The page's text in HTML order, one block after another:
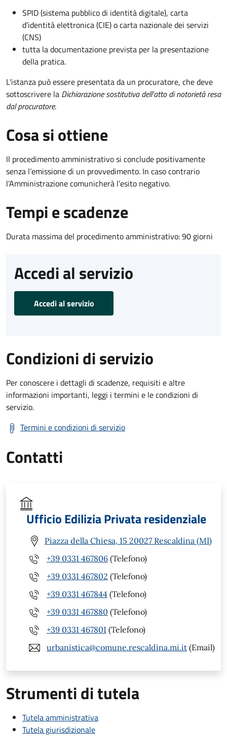
SPID (sistema pubblico di identità digitale), carta
d’identità elettronica (CIE) o carta nazionale dei servizi
(CNS)
tutta la documentazione prevista per la presentazione
della pratica.
L'istanza può essere presentata da un procuratore, che deve
sottoscrivere la Dichiarazione sostitutiva dell'atto di notorietà resa
dal procuratore.
Cosa si ottiene
Il procedimento amministrativo si conclude positivamente
senza l’emissione di un provvedimento. In caso contrario
l’Amministrazione comunicherà l’esito negativo.
Tempi e scadenze
Durata massima del procedimento amministrativo: 90 giorni
Accedi al servizio
Accedi al servizio
Condizioni di servizio
Per conoscere i dettagli di scadenze, requisiti e altre
informazioni importanti, leggi i termini e le condizioni di
servizio.
Termini e condizioni di servizio
Contatti
Ufficio Edilizia Privata residenziale
Piazza della Chiesa, 15 20027 Rescaldina (MI)
+39 0331 467806 (Telefono)
+39 0331 467802 (Telefono)
+39 0331 467844 (Telefono)
+39 0331 467880 (Telefono)
+39 0331 467801 (Telefono)
urbanistica@comune.rescaldina.mi.it (Email)
Strumenti di tutela
Tutela amministrativa
Tutela giurisdizionale